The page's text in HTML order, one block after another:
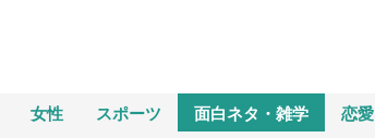
女性 スポーツ 面白ネタ・雑学 恋愛